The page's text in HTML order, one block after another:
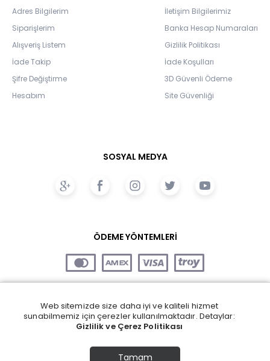
Adres Bilgilerim
Siparişlerim
Alışveriş Listem
İade Takip
Şifre Değiştirme
Hesabım
İletişim Bilgilerimiz
Banka Hesap Numaraları
Gizlilik Politikası
İade Koşulları
3D Güvenli Ödeme
Site Güvenliği
SOSYAL MEDYA
ÖDEME YÖNTEMLERİ
Web sitemizde size daha iyi ve kaliteli hizmet
sunabilmemiz için çerezler kullanılmaktadır. Detaylar:
Gizlilik ve Çerez Politikası
Tamam